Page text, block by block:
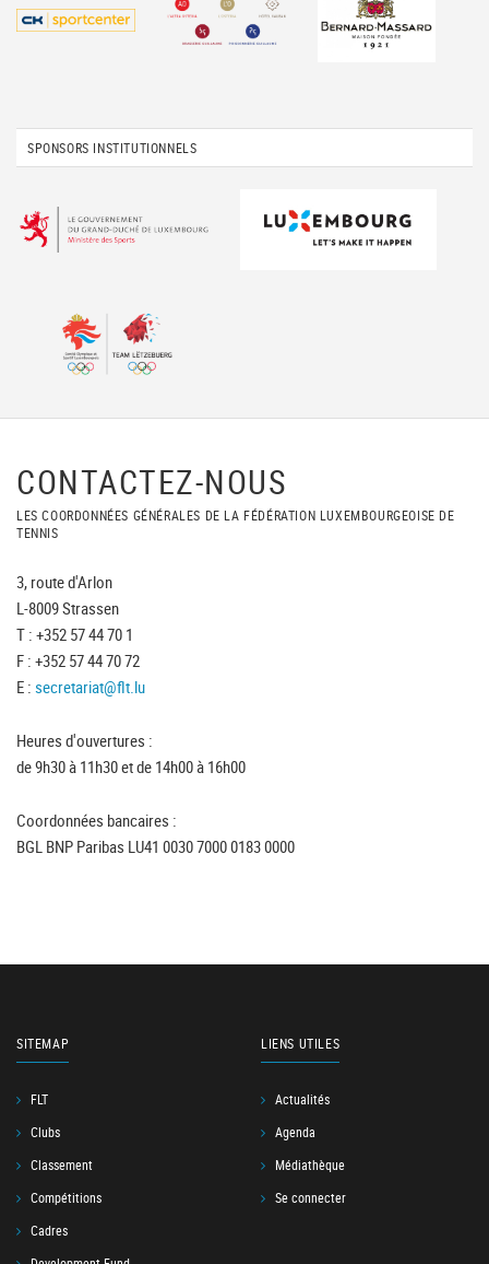
SPONSORS INSTITUTIONNELS
CONTACTEZ-NOUS
LES COORDONNÉES GÉNÉRALES DE LA FÉDÉRATION LUXEMBOURGEOISE DE
TENNIS
3, route d'Arlon
L-8009 Strassen
T : +352 57 44 70 1
F : +352 57 44 70 72
E : secretariat@flt.lu
Heures d'ouvertures :
de 9h30 à 11h30 et de 14h00 à 16h00
Coordonnées bancaires :
BGL BNP Paribas LU41 0030 7000 0183 0000
SITEMAP
FLT
Clubs
Classement
Compétitions
Cadres
LIENS UTILES
Actualités
Agenda
Médiathèque
Se connecter